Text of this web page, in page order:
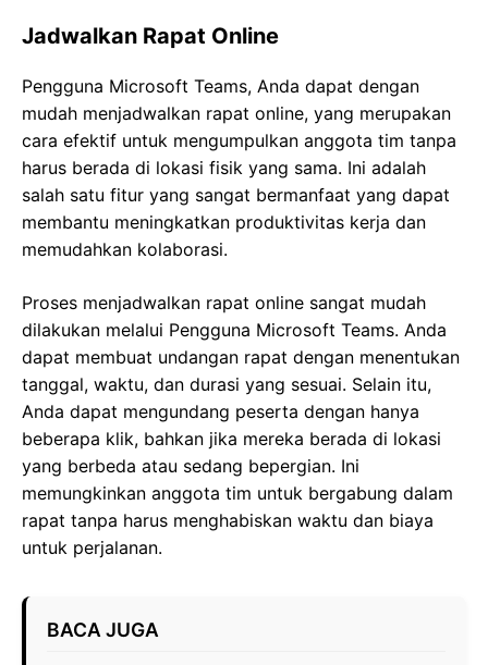
Jadwalkan Rapat Online
Pengguna Microsoft Teams, Anda dapat dengan
mudah menjadwalkan rapat online, yang merupakan
cara efektif untuk mengumpulkan anggota tim tanpa
harus berada di lokasi fisik yang sama. Ini adalah
salah satu fitur yang sangat bermanfaat yang dapat
membantu meningkatkan produktivitas kerja dan
memudahkan kolaborasi.
Proses menjadwalkan rapat online sangat mudah
dilakukan melalui Pengguna Microsoft Teams. Anda
dapat membuat undangan rapat dengan menentukan
tanggal, waktu, dan durasi yang sesuai. Selain itu,
Anda dapat mengundang peserta dengan hanya
beberapa klik, bahkan jika mereka berada di lokasi
yang berbeda atau sedang bepergian. Ini
memungkinkan anggota tim untuk bergabung dalam
rapat tanpa harus menghabiskan waktu dan biaya
untuk perjalanan.
BACA JUGA